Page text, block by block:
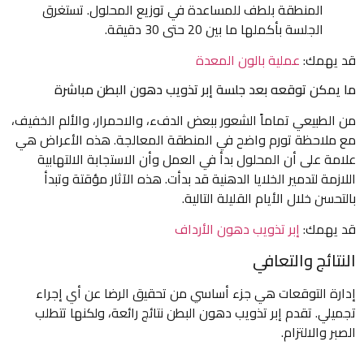
المنطقة بلطف للمساعدة في توزيع المحلول. تستغرق
الجلسة بأكملها ما بين 20 حتى 30 دقيقة.
قد يهمك:عملية بالون المعدة
ما يمكن توقعه بعد جلسة إبر تذويب دهون البطن مباشرة
من الطبيعي تماماً الشعور ببعض الدفء، والاحمرار، والألم الخفيف،
مع ملاحظة تورم واضح في المنطقة المعالجة. هذه الأعراض هي
علامة على أن المحلول بدأ في العمل وأن الاستجابة الالتهابية
اللازمة لتدمير الخلايا الدهنية قد بدأت. هذه الآثار مؤقتة وتبدأ
بالتحسن خلال الأيام القليلة التالية.
قد يهمك:إبر تذويب دهون الأرداف
النتائج والتعافي
إدارة التوقعات هي جزء أساسي من تحقيق الرضا عن أي إجراء
تجميلي. تقدم إبر تذويب دهون البطن نتائج رائعة، ولكنها تتطلب
الصبر والالتزام.